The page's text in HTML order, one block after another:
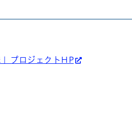
」プロジェクトHP